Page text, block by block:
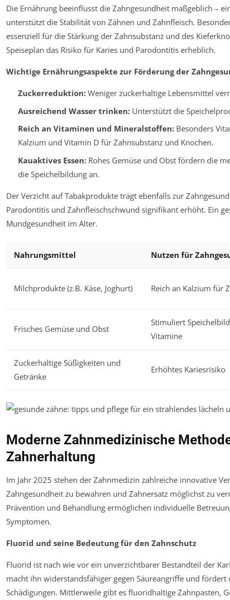
Die Ernährung beeinflusst die Zahngesundheit maßgeblich –
unterstützt die Stabilität von Zähnen und Zahnfleisch.
essenziell für die Stärkung der Zahnsubstanz und des
Speiseplan das Risiko für Karies und Parodontitis erheblich.
Wichtige Ernährungsaspekte zur Förderung der
Zuckerreduktion:Weniger zuckerhaltige Lebensmittel
Ausreichend Wasser trinken:Unterstützt die
Reich an Vitaminen und Mineralstoffen:Besonders
Kalzium und Vitamin D für Zahnsubstanz und Knochen.
Kauaktives Essen:Rohes Gemüse und Obst fördern die
die Speichelbildung an.
Der Verzicht auf Tabakprodukte trägt ebenfalls zur
Parodontitis und Zahnfleischschwund signifikant erhöht. Ein
Mundgesundheit im Alter.
Nahrungsmittel Nutzen für
Milchprodukte (z.B. Käse, Joghurt) Reich an Kalzium für
Frisches Gemüse und Obst
Stimuliert
Vitamine
Zuckerhaltige Süßigkeiten und
Getränke
Erhöhtes Kariesrisiko
Moderne Zahnmedizinische
Zahnerhaltung
Im Jahr 2025 stehen der Zahnmedizin zahlreiche innovative
Zahngesundheit zu bewahren und Zahnersatz möglichst zu
Prävention und Behandlung ermöglichen individuelle
Symptomen.
Fluorid und seine Bedeutung für den Zahnschutz
Fluorid ist nach wie vor ein unverzichtbarer Bestandteil der
macht ihn widerstandsfähiger gegen Säureangriffe und
Schädigungen. Mittlerweile gibt es fluoridhaltige Zahnpasten,